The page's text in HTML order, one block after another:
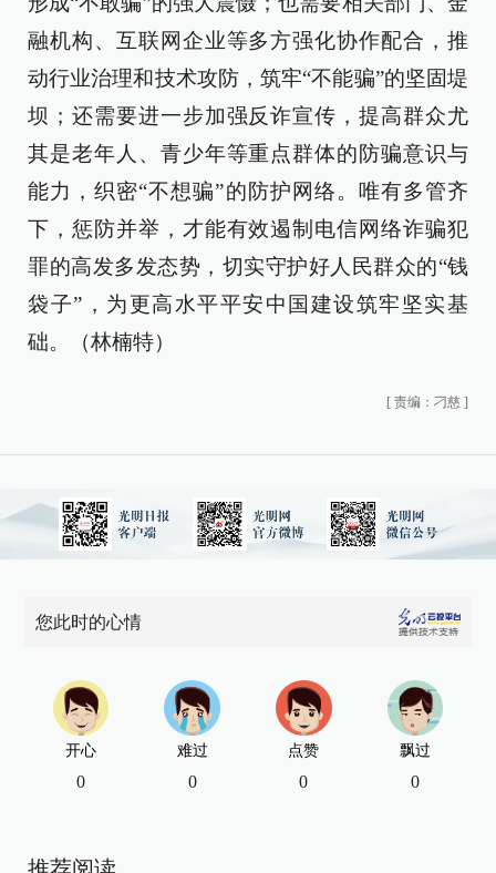
融机构、互联网企业等多方强化协作配合，推
动行业治理和技术攻防，筑牢“不能骗”的坚固堤
坝；还需要进一步加强反诈宣传，提高群众尤
其是老年人、青少年等重点群体的防骗意识与
能力，织密“不想骗”的防护网络。唯有多管齐
下，惩防并举，才能有效遏制电信网络诈骗犯
罪的高发多发态势，切实守护好人民群众的“钱
袋子”，为更高水平平安中国建设筑牢坚实基
础。（林楠特）
[ 责编：刁慈 ]
您此时的心情
开心
0
难过
0
点赞
0
飘过
0
推荐阅读